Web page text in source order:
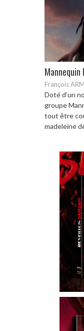
François
Doté d’un
groupe
tout être
madeleine